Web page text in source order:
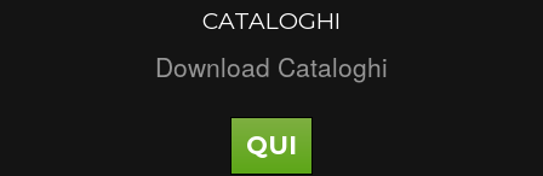
CATALOGHI
Download Cataloghi
QUI